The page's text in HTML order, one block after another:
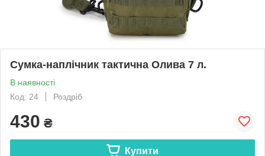
Сумка-наплічник тактична Олива 7 л.
В наявності
Код: 24
Роздріб
430 ₴
Купити